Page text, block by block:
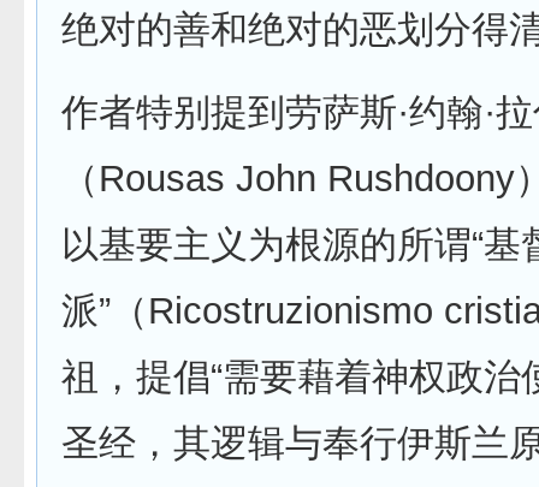
绝对的善和绝对的恶划分得
作者特别提到劳萨斯·约翰·
（Rousas John Rushdoony
以基要主义为根源的所谓“基
派”（Ricostruzionismo
祖，提倡“需要藉着神权政治
圣经，其逻辑与奉行伊斯兰